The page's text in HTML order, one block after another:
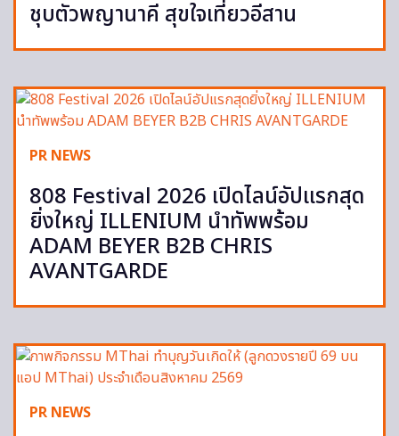
ชุบตัวพญานาคี สุขใจเที่ยวอีสาน
PR NEWS
808 Festival 2026 เปิดไลน์อัปแรกสุด
ยิ่งใหญ่ ILLENIUM นำทัพพร้อม
ADAM BEYER B2B CHRIS
AVANTGARDE
PR NEWS